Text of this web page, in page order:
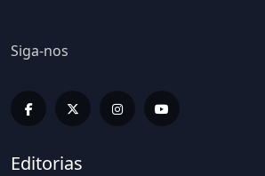
Siga-nos
Editorias